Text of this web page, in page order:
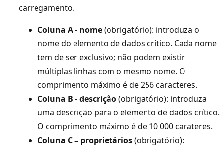
carregamento.
Coluna A - nome(obrigatório): introduza o
nome do elemento de dados crítico. Cada nome
tem de ser exclusivo; não podem existir
múltiplas linhas com o mesmo nome. O
comprimento máximo é de 256 caracteres.
Coluna B - descrição(obrigatório): introduza
uma descrição para o elemento de dados crítico.
O comprimento máximo é de 10 000 carateres.
Coluna C – proprietários(obrigatório):